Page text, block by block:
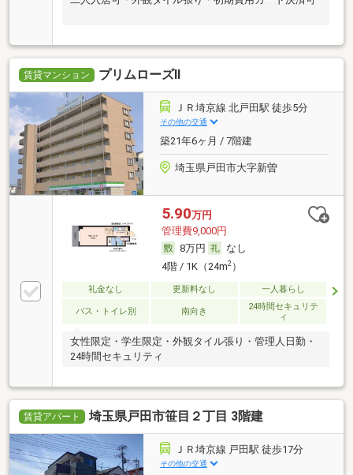
賃貸マンション プリムローズⅡ
ＪＲ埼京線 北戸田駅 徒歩5分
その他の交通
築21年6ヶ月 / 7階建
埼玉県戸田市大字新曽
5.90万円
管理費9,000円
8万円
なし
4階 / 1K（24m2）
礼金なし 更新料なし 一人暮らし
バス・トイレ別 南向き
24時間セキュリテ
ィ
女性限定・学生限定・外観タイル張り・管理人日勤・
24時間セキュリティ
賃貸アパート 埼玉県戸田市笹目２丁目 3階建
ＪＲ埼京線 戸田駅 徒歩17分
その他の交通